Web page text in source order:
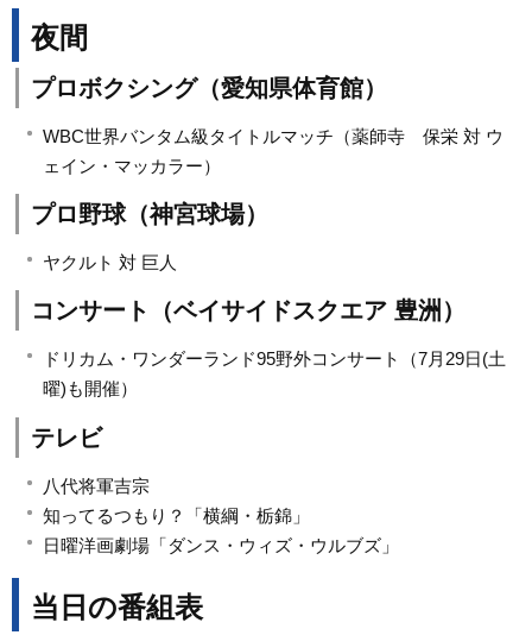
夜間
プロボクシング（愛知県体育館）
WBC世界バンタム級タイトルマッチ（薬師寺 保栄 対 ウ
ェイン・マッカラー）
プロ野球（神宮球場）
ヤクルト 対 巨人
コンサート（ベイサイドスクエア 豊洲）
ドリカム・ワンダーランド95野外コンサート（7月29日(土
曜)も開催）
テレビ
八代将軍吉宗
知ってるつもり？「横綱・栃錦」
日曜洋画劇場「ダンス・ウィズ・ウルブズ」
当日の番組表